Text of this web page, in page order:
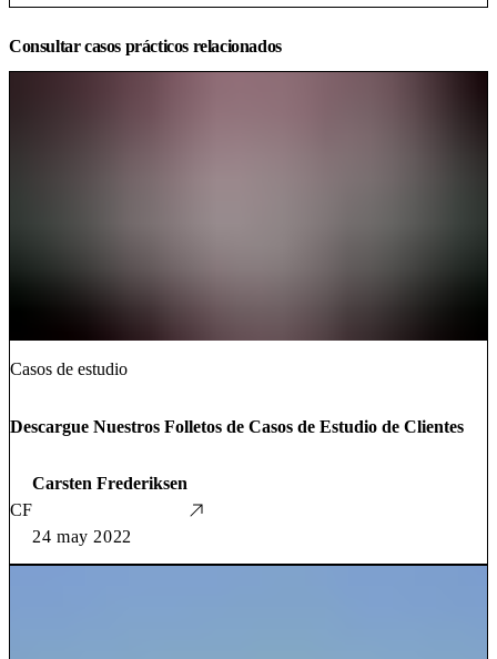
Consultar casos prácticos relacionados
Casos de estudio
Descargue Nuestros Folletos de Casos de Estudio de Clientes
CF
Carsten Frederiksen
24 may 2022